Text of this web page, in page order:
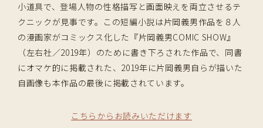
小道具で、登場人物の性格描写と画面映えを両立させるテ
クニックが見事です。この短編小説は片岡義男作品を８人
の漫画家がコミックス化した『片岡義男COMIC SHOW』
（左右社／2019年）のために書き下ろされた作品で、同書
にオマケ的に掲載された、2019年に片岡義男自らが描いた
自画像も本作品の最後に掲載されています。
こちらからお読みいただけます